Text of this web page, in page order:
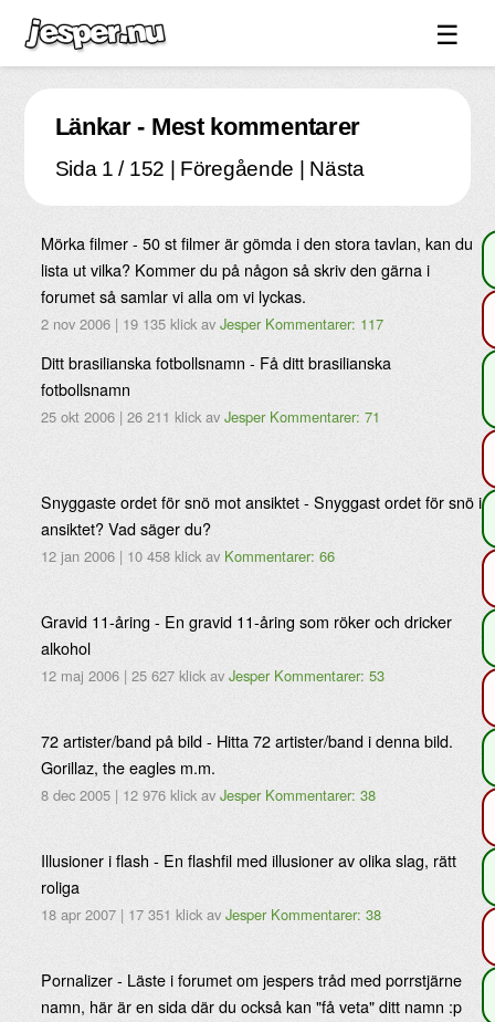
☰
Spel ↓
Bilder ↓
Forum ↓
Länkar
Videos
Blandat ↓
Om sidan ↓
Länkar - Mest kommentarer
Sida 1 / 152 | Föregående | Nästa
Mörka filmer - 50 st filmer är gömda i den stora tavlan, kan du
lista ut vilka? Kommer du på någon så skriv den gärna i
forumet så samlar vi alla om vi lyckas.
2 nov 2006 | 19 135 klick av Jesper Kommentarer: 117
Ditt brasilianska fotbollsnamn - Få ditt brasilianska
fotbollsnamn
25 okt 2006 | 26 211 klickav Jesper Kommentarer: 71
Snyggaste ordet för snö mot ansiktet - Snyggast ordet för snö i
ansiktet? Vad säger du?
12 jan 2006 | 10 458 klickav Kommentarer: 66
Gravid 11-åring - En gravid 11-åring som röker och dricker
alkohol
12 maj 2006 | 25 627 klick av Jesper Kommentarer: 53
72 artister/band på bild - Hitta 72 artister/band i denna bild.
Gorillaz, the eagles m.m.
8 dec 2005 | 12 976 klick av Jesper Kommentarer: 38
Illusioner i flash - En flashfil med illusioner av olika slag, rätt
roliga
18 apr 2007 | 17 351 klickav Jesper Kommentarer: 38
Pornalizer - Läste i forumet om jespers tråd med porrstjärne
namn, här är en sida där du också kan "få veta" ditt namn :p